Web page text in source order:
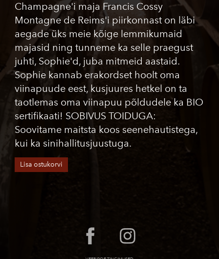
Champagne'i maja Francis Cossy
Montagne de Reims'i piirkonnast on läbi
aegade üks meie kõige lemmikumaid
majasid ning tunneme ka selle praegust
juhti, Sophie'd, juba mitmeid aastaid.
Sophie kannab erakordset hoolt oma
viinapuude eest, kusjuures hetkel on ta
taotlemas oma viinapuu põldudele ka BIO
sertifikaati! SOBIVUS TOIDUGA:
Soovitame maitsta koos seenehautistega,
kui ka sinihallitusjuustuga.
Lisa ostukorvi